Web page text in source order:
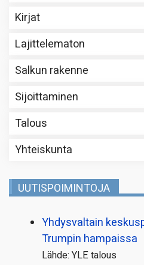
Kirjat
Lajittelematon
Salkun rakenne
Sijoittaminen
Talous
Yhteiskunta
UUTISPOIMINTOJA
Yhdysvaltain
Trumpin hampaissa
Lähde: YLE talous